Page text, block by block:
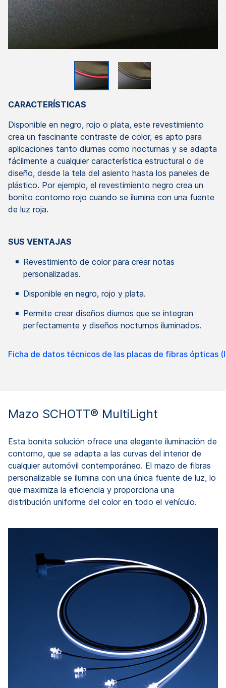
CARACTERÍSTICAS
Disponible en negro, rojo o plata, este revestimiento
crea un fascinante contraste de color, es apto para
aplicaciones tanto diurnas como nocturnas y se adapta
fácilmente a cualquier característica estructural o de
diseño, desde la tela del asiento hasta los paneles de
plástico. Por ejemplo, el revestimiento negro crea un
bonito contorno rojo cuando se ilumina con una fuente
de luz roja.
SUS VENTAJAS
Revestimiento de color para crear notas
personalizadas.
Disponible en negro, rojo y plata.
Permite crear diseños diurnos que se integran
perfectamente y diseños nocturnos iluminados.
Ficha de datos técnicos de las placas de fibras ópticas
Mazo SCHOTT® MultiLight
Esta bonita solución ofrece una elegante iluminación de
contorno, que se adapta a las curvas del interior de
cualquier automóvil contemporáneo. El mazo de fibras
personalizable se ilumina con una única fuente de luz, lo
que maximiza la eficiencia y proporciona una
distribución uniforme del color en todo el vehículo.